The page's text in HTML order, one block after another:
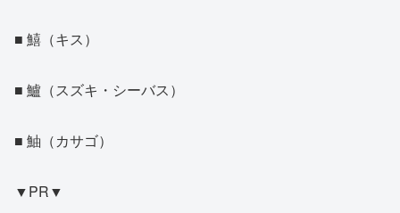
■ 鱚（キス）
■ 鱸（スズキ・シーバス）
■ 鮋（カサゴ）
▼PR▼